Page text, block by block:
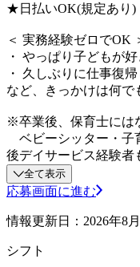
★日払いOK(規定あり
＜ 実務経験ゼロでOK
・ やっぱり子どもが好
・ 久しぶりに仕事復
など、きっかけは何で
※卒業後、保育士には
ベビーシッター・子
後デイサービス経験者
全て表示
応募画面に進む
情報更新日：2026年8
シフト